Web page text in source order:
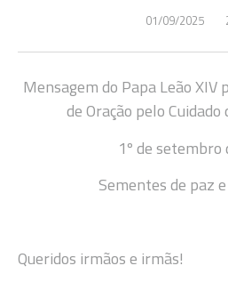
01/09/2025
Mensagem do Papa Leão XIV
de Oração pelo Cuidado
1º de setembro
Sementes de paz
Queridos irmãos e irmãs!